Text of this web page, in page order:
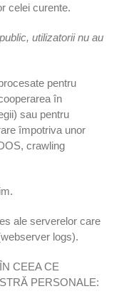
celei curente.
utilizatorii nu au
pentru
în
sau pentru
împotriva unor
crawling
ale serverelor care
logs).
CEEA CE
PERSONALE: